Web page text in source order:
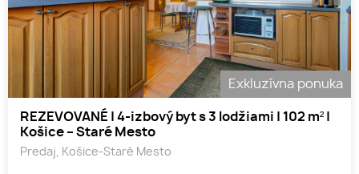
Exkluzívna ponuka
REZEVOVANÉ | 4-izbový byt s 3 lodžiami | 102 m² |
Košice – Staré Mesto
Predaj, Košice-Staré Mesto